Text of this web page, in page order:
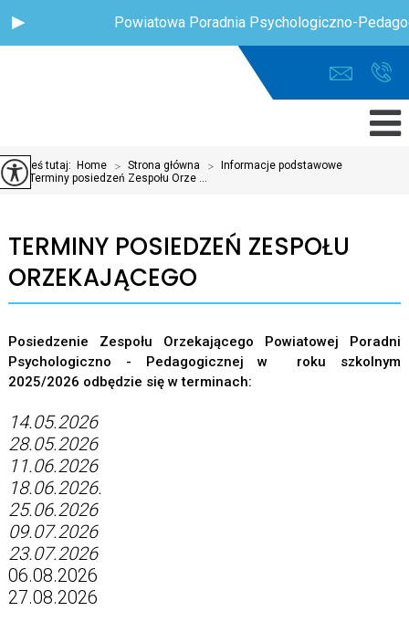
Powiatowa Poradnia Psychologiczno-
Jesteś tutaj: Home > Strona główna > Informacje podstawowe
> Terminy posiedzeń Zespołu Orze ...
TERMINY POSIEDZEŃ ZESPOŁU
ORZEKAJĄCEGO
Posiedzenie Zespołu Orzekającego Powiatowej Poradni
Psychologiczno - Pedagogicznej w roku szkolnym
2025/2026 odbędzie się w terminach:
14.05.2026
28.05.2026
11.06.2026
18.06.2026.
25.06.2026
09.07.2026
23.07.2026
06.08.2026
27.08.2026